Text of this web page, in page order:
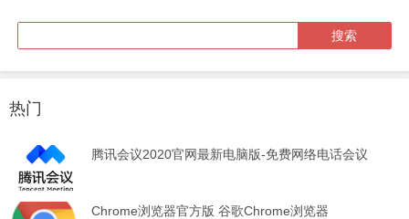
热门
腾讯会议2020官网最新电脑版-免费网络电话会议
Chrome浏览器官方版 谷歌Chrome浏览器